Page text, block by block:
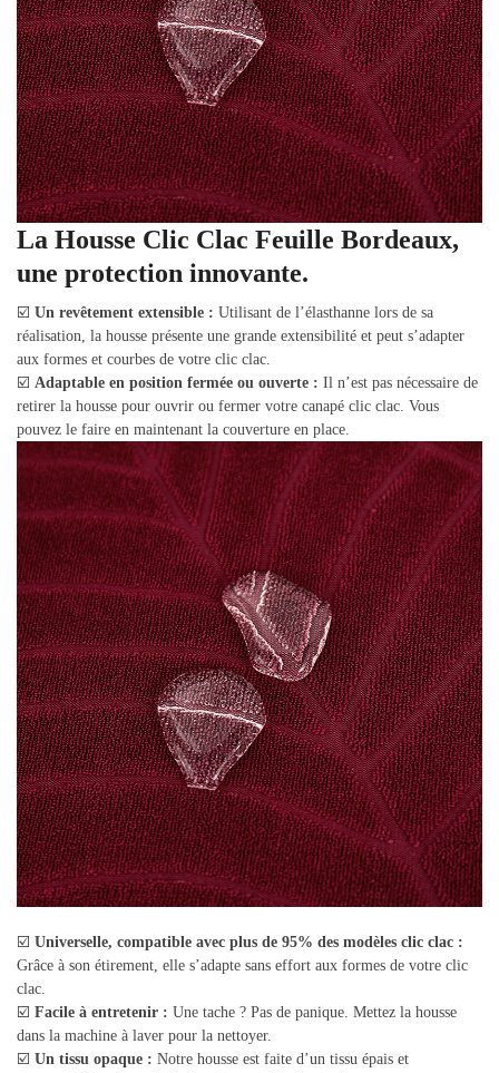
La Housse Clic Clac Feuille Bordeaux,
une protection innovante.
☑️ Un revêtement extensible : Utilisant de l’élasthanne lors de sa
réalisation, la housse présente une grande extensibilité et peut s’adapter
aux formes et courbes de votre clic clac.
☑️ Adaptable en position fermée ou ouverte : Il n’est pas nécessaire de
retirer la housse pour ouvrir ou fermer votre canapé clic clac. Vous
pouvez le faire en maintenant la couverture en place.
☑️ Universelle, compatible avec plus de 95% des modèles clic clac :
Grâce à son étirement, elle s’adapte sans effort aux formes de votre clic
clac.
☑️ Facile à entretenir : Une tache ? Pas de panique. Mettez la housse
dans la machine à laver pour la nettoyer.
☑️ Un tissu opaque : Notre housse est faite d’un tissu épais et